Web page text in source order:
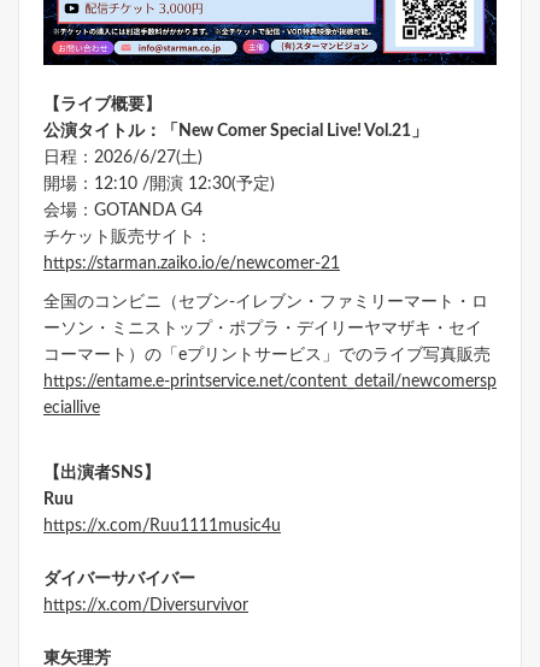
【ライブ概要】
公演タイトル：「New Comer Special Live! Vol.21」
日程：2026/6/27(土)
開場：12:10 /開演 12:30(予定)
会場：GOTANDA G4
チケット販売サイト：
https://starman.zaiko.io/e/newcomer-21
全国のコンビニ（セブン-イレブン・ファミリーマート・ロ
ーソン・ミニストップ・ポプラ・デイリーヤマザキ・セイ
コーマート）の「eプリントサービス」でのライブ写真販売
https://entame.e-printservice.net/content_detail/newcomersp
eciallive
【出演者SNS】
Ruu
https://x.com/Ruu1111music4u
ダイバーサバイバー
https://x.com/Diversurvivor
東矢理芳